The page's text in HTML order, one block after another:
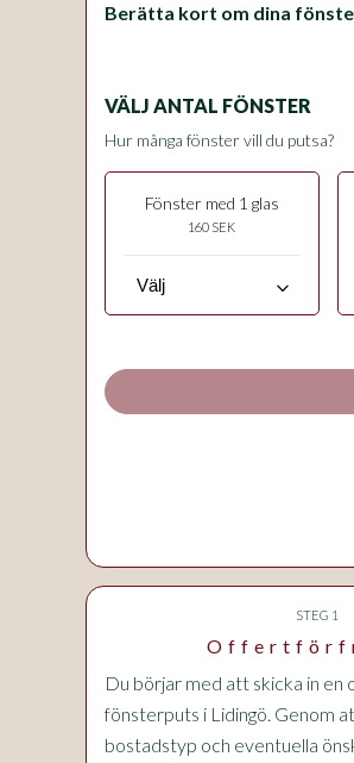
Berätta kort om dina
VÄLJ ANTAL FÖNSTER
Hur många fönster vill du putsa?
Fönster med 1 glas
160 SEK
keyboard_arrow_down
STEG 1
Du börjar med att skicka in en
fönsterputs i Lidingö. Genom
bostadstyp och eventuella